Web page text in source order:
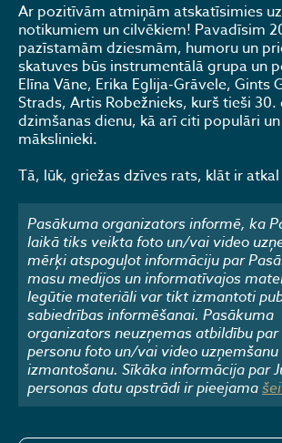
Ar pozitīvām atmiņām atskatīsimies
notikumiem un cilvēkiem! Pavadīsim
pazīstamām dziesmām, humoru un
skatuves būs instrumentālā grupa un
Elīna Vāne, Erika Eglija-Grāvele, Gints
Strads, Artis Robežnieks, kurš tieši
dzimšanas dienu, kā arī citi populāri
mākslinieki.
Tā, lūk, griežas dzīves rats, klāt ir atkal
Pasākuma organizators informē, ka
laikā tiks veikta foto un/vai video
mērķi atspoguļot informāciju par
masu medijos un informatīvajos
Iegūtie materiāli var tikt izmantoti
sabiedrības informēšanai. Pasākuma
organizators neuzņemas atbildību
personu foto un/vai video uzņemšanu
izmantošanu. Sīkāka informācija par
personas datu apstrādi ir pieejama